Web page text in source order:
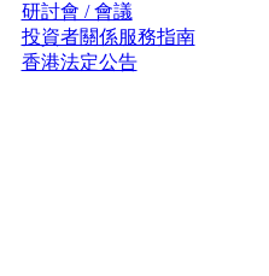
研討會 / 會議
投資者關係服務指南
香港法定公告